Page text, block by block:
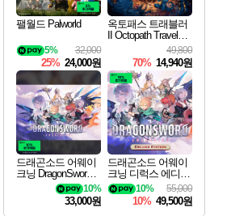
팰월드 Palworld
32,000
5%
25% 24,000원
옥토패스 트래블러
II Octopath Traveler I
49,800
70% 14,940원
드래곤소드 어웨이
크닝 DragonSword A
10%
33,000원
드래곤소드 어웨이
크닝 디럭스 에디션
DragonSword Awake
ning Deluxe Edition
55,000
10%
10% 49,500원